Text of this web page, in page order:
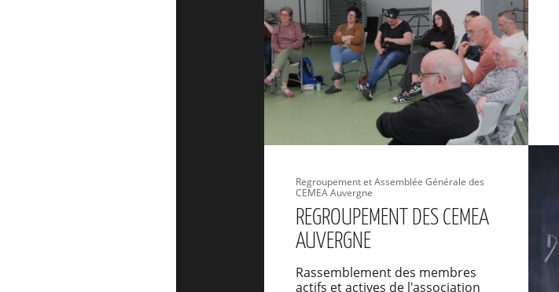
Regroupement et Assemblée Générale des
CEMEA Auvergne
REGROUPEMENT DES CEMEA
AUVERGNE
Rassemblement des membres
actifs et actives de l'association